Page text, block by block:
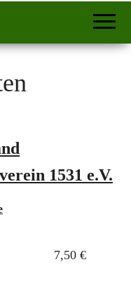
1531 e.V.
7,50 €